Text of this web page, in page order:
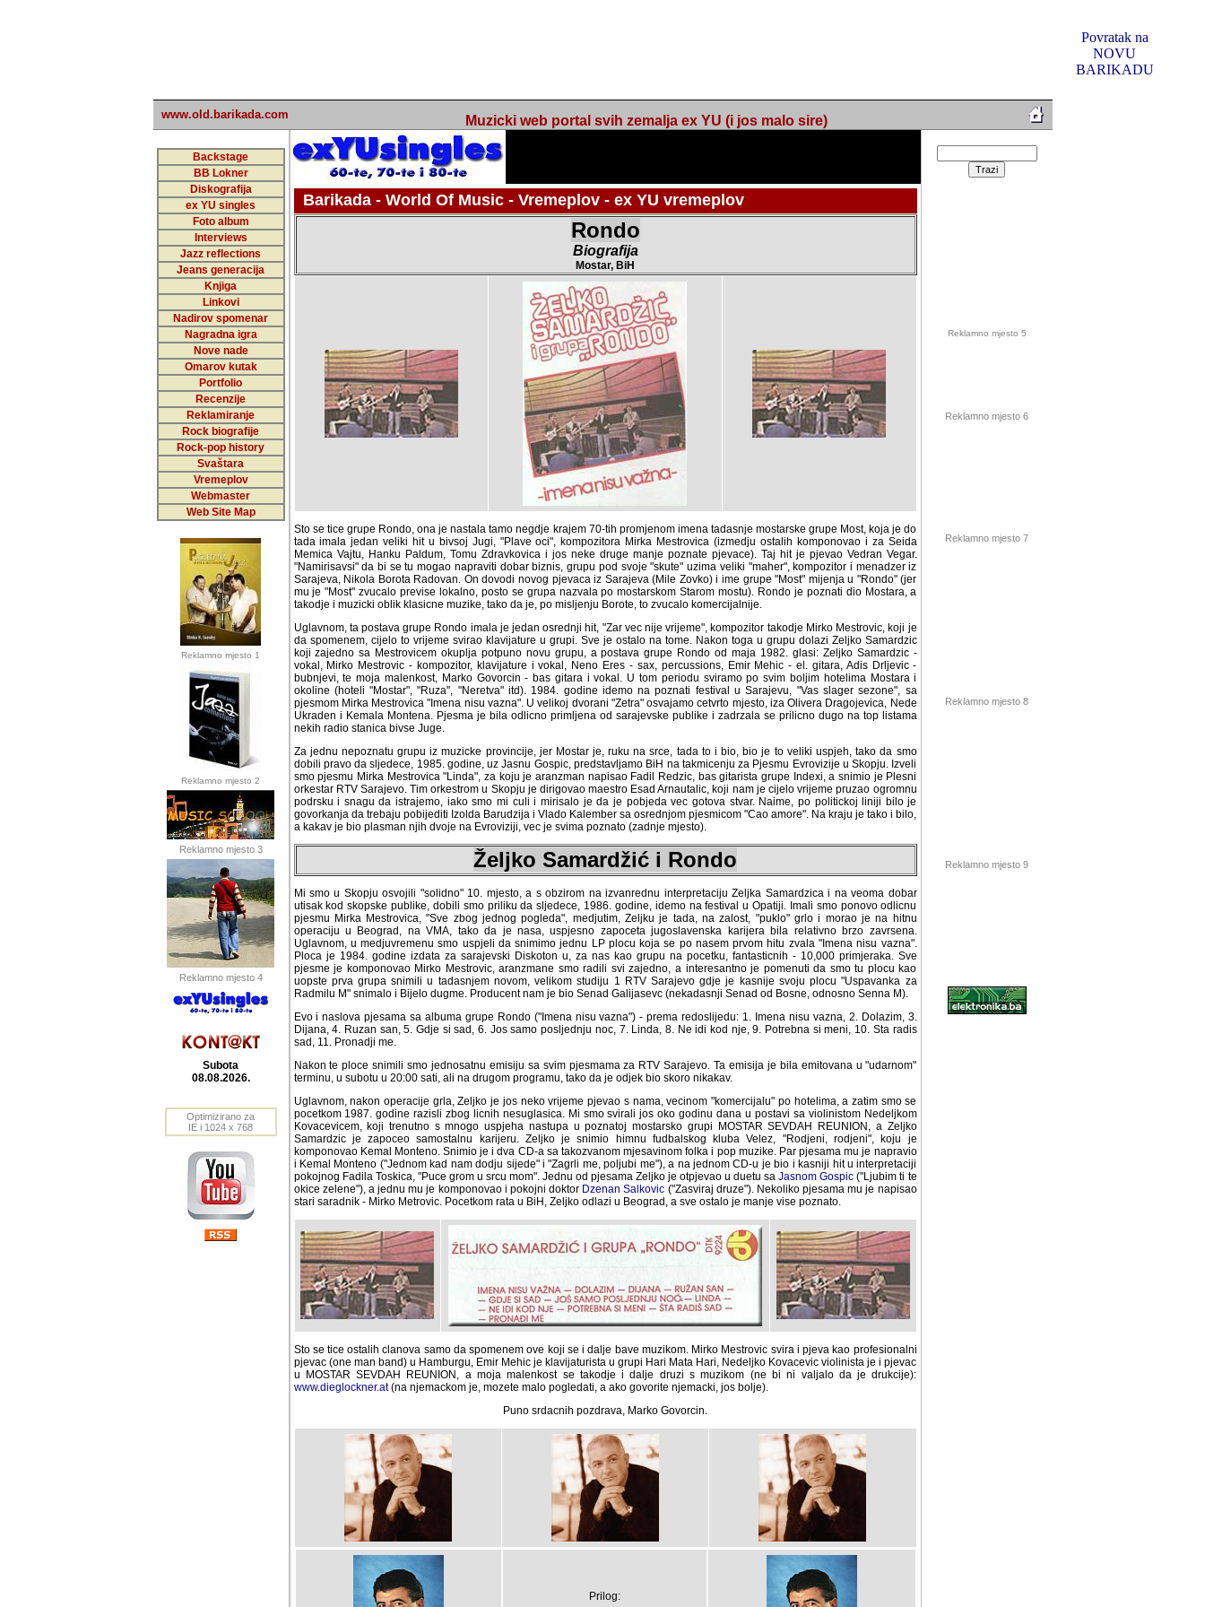
Povratak na
NOVU
BARIKADU
www.old.barikada.com Muzicki web portal svih zemalja ex YU (i jos malo sire)
Backstage
BB Lokner
Diskografija
ex YU singles
Foto album
Interviews
Jazz reflections
Jeans generacija
Knjiga
Linkovi
Nadirov spomenar
Nagradna igra
Nove nade
Omarov kutak
Portfolio
Recenzije
Reklamiranje
Rock biografije
Rock-pop history
Svaštara
Vremeplov
Webmaster
Web Site Map
Reklamno mjesto 1
Reklamno mjesto 2
Reklamno mjesto 3
Reklamno mjesto 4
Subota
08.08.2026.
Optimizirano za
IE i 1024 x 768
Barikada - World Of Music - Vremeplov - ex YU vremeplov
Rondo
Biografija
Mostar, BiH
Sto se tice grupe Rondo, ona je nastala tamo negdje krajem 70-tih promjenom imena tadasnje mostarske grupe Most, koja je do
tada imala jedan veliki hit u bivsoj Jugi, "Plave oci", kompozitora Mirka Mestrovica (izmedju ostalih komponovao i za Seida
Memica Vajtu, Hanku Paldum, Tomu Zdravkovica i jos neke druge manje poznate pjevace). Taj hit je pjevao Vedran Vegar.
"Namirisavsi" da bi se tu mogao napraviti dobar biznis, grupu pod svoje "skute" uzima veliki "maher", kompozitor i menadzer iz
Sarajeva, Nikola Borota Radovan. On dovodi novog pjevaca iz Sarajeva (Mile Zovko) i ime grupe "Most" mijenja u "Rondo" (jer
mu je "Most" zvucalo previse lokalno, posto se grupa nazvala po mostarskom Starom mostu). Rondo je poznati dio Mostara, a
takodje i muzicki oblik klasicne muzike, tako da je, po misljenju Borote, to zvucalo komercijalnije.
Uglavnom, ta postava grupe Rondo imala je jedan osrednji hit, "Zar vec nije vrijeme", kompozitor takodje Mirko Mestrovic, koji je
da spomenem, cijelo to vrijeme svirao klavijature u grupi. Sve je ostalo na tome. Nakon toga u grupu dolazi Zeljko Samardzic koji
zajedno sa Mestrovicem okuplja potpuno novu grupu, a postava grupe Rondo od maja 1982. glasi: Zeljko Samardzic - vokal,
Mirko Mestrovic - kompozitor, klavijature i vokal, Neno Eres - sax, percussions, Emir Mehic - el. gitara, Adis Drljevic - bubnjevi, te
moja malenkost, Marko Govorcin - bas gitara i vokal. U tom periodu sviramo po svim boljim hotelima Mostara i okoline (hoteli
"Mostar", "Ruza", "Neretva" itd). 1984. godine idemo na poznati festival u Sarajevu, "Vas slager sezone", sa pjesmom Mirka
Mestrovica "Imena nisu vazna". U velikoj dvorani "Zetra" osvajamo cetvrto mjesto, iza Olivera Dragojevica, Nede Ukraden i
Kemala Montena. Pjesma je bila odlicno primljena od sarajevske publike i zadrzala se prilicno dugo na top listama nekih radio
stanica bivse Juge.
Za jednu nepoznatu grupu iz muzicke provincije, jer Mostar je, ruku na srce, tada to i bio, bio je to veliki uspjeh, tako da smo dobili
pravo da sljedece, 1985. godine, uz Jasnu Gospic, predstavljamo BiH na takmicenju za Pjesmu Evrovizije u Skopju. Izveli smo
pjesmu Mirka Mestrovica "Linda", za koju je aranzman napisao Fadil Redzic, bas gitarista grupe Indexi, a snimio je Plesni
orkestar RTV Sarajevo. Tim orkestrom u Skopju je dirigovao maestro Esad Arnautalic, koji nam je cijelo vrijeme pruzao ogromnu
podrsku i snagu da istrajemo, iako smo mi culi i mirisalo je da je pobjeda vec gotova stvar. Naime, po politickoj liniji bilo je
govorkanja da trebaju pobijediti Izolda Barudzija i Vlado Kalember sa osrednjom pjesmicom "Cao amore". Na kraju je tako i bilo,
a kakav je bio plasman njih dvoje na Evroviziji, vec je svima poznato (zadnje mjesto).
Željko Samardžić i Rondo
Mi smo u Skopju osvojili "solidno" 10. mjesto, a s obzirom na izvanrednu interpretaciju Zeljka Samardzica i na veoma dobar
utisak kod skopske publike, dobili smo priliku da sljedece, 1986. godine, idemo na festival u Opatiji. Imali smo ponovo odlicnu
pjesmu Mirka Mestrovica, "Sve zbog jednog pogleda", medjutim, Zeljku je tada, na zalost, "puklo" grlo i morao je na hitnu
operaciju u Beograd, na VMA, tako da je nasa, uspjesno zapoceta jugoslavenska karijera bila relativno brzo zavrsena.
Uglavnom, u medjuvremenu smo uspjeli da snimimo jednu LP plocu koja se po nasem prvom hitu zvala "Imena nisu vazna".
Ploca je 1984. godine izdata za sarajevski Diskoton u, za nas kao grupu na pocetku, fantasticnih - 10,000 primjeraka. Sve pjesme
je komponovao Mirko Mestrovic, aranzmane smo radili svi zajedno, a interesantno je pomenuti da smo tu plocu kao uopste prva
grupa snimili u tadasnjem novom, velikom studiju 1 RTV Sarajevo gdje je kasnije svoju plocu "Uspavanka za Radmilu M" snimalo
i Bijelo dugme. Producent nam je bio Senad Galijasevc (nekadasnji Senad od Bosne, odnosno Senna M).
Evo i naslova pjesama sa albuma grupe Rondo ("Imena nisu vazna") - prema redoslijedu: 1. Imena nisu vazna, 2. Dolazim, 3.
Dijana, 4. Ruzan san, 5. Gdje si sad, 6. Jos samo posljednju noc, 7. Linda, 8. Ne idi kod nje, 9. Potrebna si meni, 10. Sta radis
sad, 11. Pronadji me.
Nakon te ploce snimili smo jednosatnu emisiju sa svim pjesmama za RTV Sarajevo. Ta emisija je bila emitovana u "udarnom"
terminu, u subotu u 20:00 sati, ali na drugom programu, tako da je odjek bio skoro nikakav.
Uglavnom, nakon operacije grla, Zeljko je jos neko vrijeme pjevao s nama, vecinom "komercijalu" po hotelima, a zatim smo se
pocetkom 1987. godine razisli zbog licnih nesuglasica. Mi smo svirali jos oko godinu dana u postavi sa violinistom Nedeljkom
Kovacevicem, koji trenutno s mnogo uspjeha nastupa u poznatoj mostarsko grupi MOSTAR SEVDAH REUNION, a Zeljko
Samardzic je zapoceo samostalnu karijeru. Zeljko je snimio himnu fudbalskog kluba Velez, "Rodjeni, rodjeni", koju je
komponovao Kemal Monteno. Snimio je i dva CD-a sa takozvanom mjesavinom folka i pop muzike. Par pjesama mu je napravio i
Kemal Monteno ("Jednom kad nam dodju sijede" i "Zagrli me, poljubi me"), a na jednom CD-u je bio i kasniji hit u interpretaciji
pokojnog Fadila Toskica, "Puce grom u srcu mom". Jednu od pjesama Zeljko je otpjevao u duetu saJasnom Gospic ("Ljubim ti te
okice zelene"), a jednu mu je komponovao i pokojni doktor Dzenan Salkovic ("Zasviraj druze"). Nekoliko pjesama mu je napisao
stari saradnik - Mirko Metrovic. Pocetkom rata u BiH, Zeljko odlazi u Beograd, a sve ostalo je manje vise poznato.
Sto se tice ostalih clanova samo da spomenem ove koji se i dalje bave muzikom. Mirko Mestrovic svira i pjeva kao profesionalni
pjevac (one man band) u Hamburgu, Emir Mehic je klavijaturista u grupi Hari Mata Hari, Nedeljko Kovacevic violinista je i pjevac
u MOSTAR SEVDAH REUNION, a moja malenkost se takodje i dalje druzi s muzikom (ne bi ni valjalo da je drukcije):
www.dieglockner.at(na njemackom je, mozete malo pogledati, a ako govorite njemacki, jos bolje).
Puno srdacnih pozdrava, Marko Govorcin.
Prilog: